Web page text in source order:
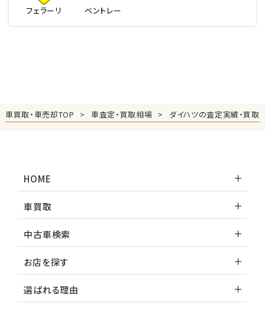
フェラーリ ベントレー
車買取・車売却TOP 車査定・買取相場 ダイハツの査定実績・買取
HOME
車買取
中古車検索
お店を探す
選ばれる理由